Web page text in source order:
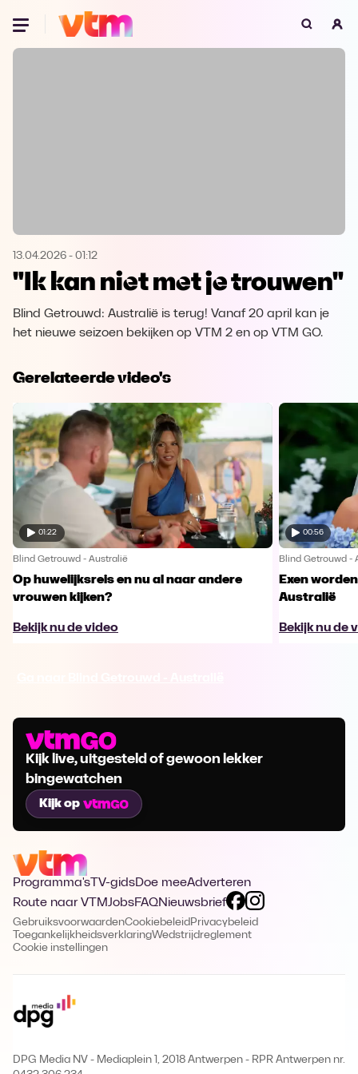
Oeps, browser niet ondersteund
Microsoft Edge Download
Download
13.04.2026 - 01:12
"Ik kan niet met je trouwen"
Blind Getrouwd: Australië is terug! Vanaf 20 april kan je
het nieuwe seizoen bekijken op VTM 2 en op VTM GO.
Gerelateerde video's
01:22
Blind Getrouwd - Australië
Op huwelijksreis en nu al naar andere
vrouwen kijken?
Bekijk nu de video
00:56
Blind Getrouwd -
Exen
Australië
Bekijk nu de
Kijk live, uitgesteld of gewoon lekker
bingewatchen
Kijk op
Programma's TV-gidsDoe meeAdverteren
Route naar VTMJobsFAQNieuwsbrief
GebruiksvoorwaardenCookiebeleid Privacybeleid
ToegankelijkheidsverklaringWedstrijdreglement
Cookie instellingen
DPG Media NV - Mediaplein 1, 2018 Antwerpen - RPR Antwerpen nr.